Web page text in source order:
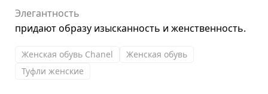
Элегантность
придают образу изысканность и женственность.
Женская обувь Chanel
Женская обувь
Туфли женские